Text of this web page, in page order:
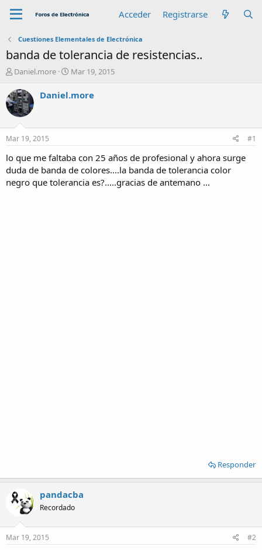
Acceder Registrarse
Cuestiones Elementales de Electrónica
banda de tolerancia de resistencias..
A
t
o
r
Daniel.more
F
c
n
c
i
Mar 19, 2015
Daniel.more
Mar 19, 2015 #1
lo que me faltaba con 25 años de profesional y ahora surge
duda de banda de colores....la banda de tolerancia color
negro que tolerancia es?.....gracias de antemano ...
Responder
pandacba
Recordado
Mar 19, 2015 #2